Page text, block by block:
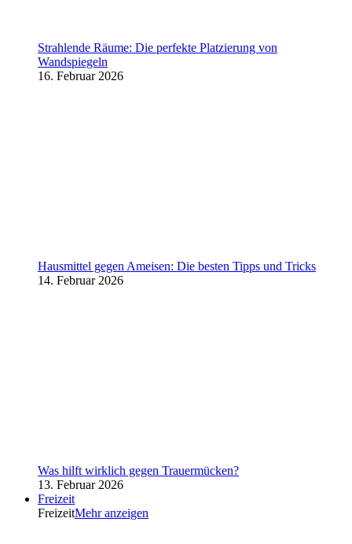
Strahlende Räume: Die perfekte Platzierung von
Wandspiegeln
16. Februar 2026
Hausmittel gegen Ameisen: Die besten Tipps und Tricks
14. Februar 2026
Was hilft wirklich gegen Trauermücken?
13. Februar 2026
Freizeit
FreizeitMehr anzeigen